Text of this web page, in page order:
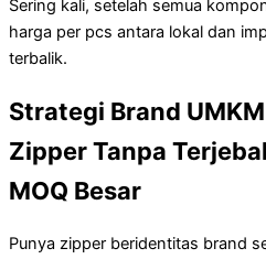
Sering kali, setelah semua
harga per pcs antara lokal dan
terbalik.
Strategi Brand
Zipper Tanpa
MOQ Besar
Punya zipper beridentitas brand